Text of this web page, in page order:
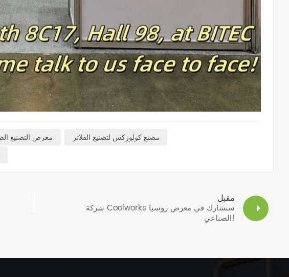
معرض التصنيع
مصنع كولوركس لتصنيع الفلاتر
مقبل
شركة Coolworks ستشارك في معرض روسيا
الصناعي!